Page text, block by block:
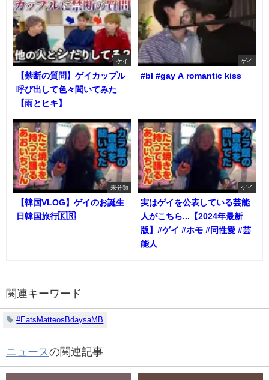
ゲイ
【禁断の質問】ゲイカップル
呼び出して色々聞いてみた
【雨とヒキ】
ゲイ
#bl #gay A romantic kiss
未分類
【韓国VLOG】ゲイのお誕生
日韓国旅行🇰🇷
ゲイ
実はゲイを公表している芸能
人がこちら...【2024年最新
版】#ゲイ #ホモ #同性愛 #芸
能人
関連キーワード
#EatsMatteosBdaysaMB
ニュースの関連記事